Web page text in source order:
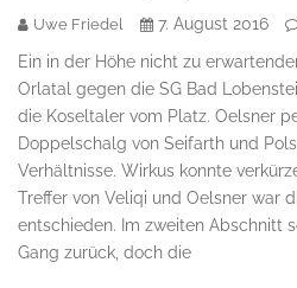
Uwe Friedel
7. August 2016
Ein in der Höhe nicht zu
Orlatal gegen die SG Bad
die Koseltaler vom Platz. Oelsner
Doppelschalg von Seifarth und
Verhältnisse. Wirkus konnte
Treffer von Veliqi und Oelsner war
entschieden. Im zweiten Abschnitt
Gang zurück, doch die